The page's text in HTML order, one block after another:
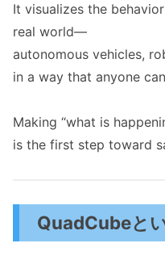
It visualizes the
real world—
autonomous vehicles,
in a way that anyone
Making “what is
is the first step toward
QuadCubeと